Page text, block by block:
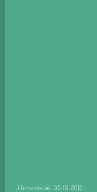
Última revisió: 05-10-2015